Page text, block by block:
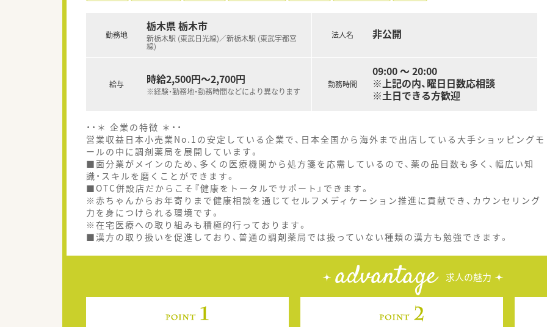
勤務地
栃木県 栃木市
新栃木駅 (東武日光線)／新栃木駅 (東武宇都宮
線)
給与 時給2,500円～2,700円
※経験・勤務地・勤務時間などにより異なります
法人名 非公開
勤務時間
09:00 ～ 20:00
※上記の内、曜日日数応相談
※土日できる方歓迎
・・＊ 企業の特徴 ＊・・
営業収益日本小売業No.1の安定している企業で、日本全国から海外まで出店している大手ショッピングモ
ールの中に調剤薬局を展開しています。
■面分業がメインのため、多くの医療機関から処方箋を応需しているので、薬の品目数も多く、幅広い知
識・スキルを磨くことができます。
■OTC併設店だからこそ『健康をトータルでサポート』できます。
※赤ちゃんからお年寄りまで健康相談を通じてセルフメディケーション推進に貢献でき、カウンセリング
力を身につけられる環境です。
※在宅医療への取り組みも積極的行っております。
■漢方の取り扱いを促進しており、普通の調剤薬局では扱っていない種類の漢方も勉強できます。
advantage 求人の魅力